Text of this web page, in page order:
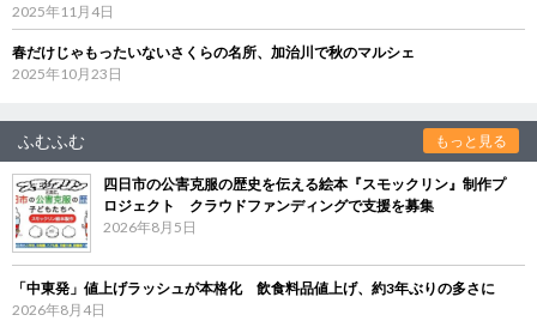
2025年11月4日
春だけじゃもったいないさくらの名所、加治川で秋のマルシェ
2025年10月23日
ふむふむ もっと見る
四日市の公害克服の歴史を伝える絵本『スモックリン』制作プ
ロジェクト クラウドファンディングで支援を募集
2026年8月5日
「中東発」値上げラッシュが本格化 飲食料品値上げ、約3年ぶりの多さに
2026年8月4日